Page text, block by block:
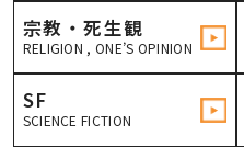
宗教・死生観
RELIGION , ONE’S OPINION
SF
SCIENCE FICTION